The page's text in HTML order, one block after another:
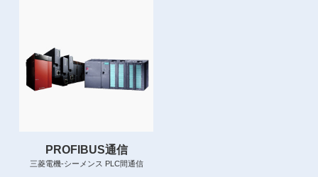
PROFIBUS通信
三菱電機-シーメンス PLC間通信